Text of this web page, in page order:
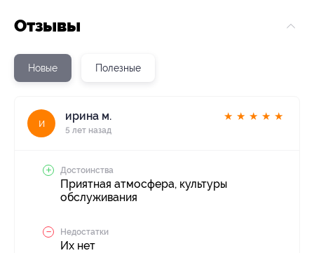
Отзывы
Новые Полезные
и
ирина м.
5 лет назад
★ ★ ★ ★ ★
Достоинства
Приятная атмосфера, культуры
обслуживания
Недостатки
Их нет